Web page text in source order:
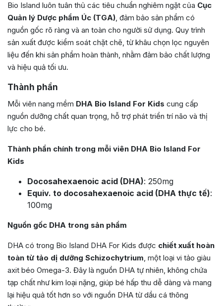
Bio Island luôn tuân thủ các tiêu chuẩn nghiêm ngặt của Cục
Quản lý Dược phẩm Úc (TGA), đảm bảo sản phẩm có
nguồn gốc rõ ràng và an toàn cho người sử dụng. Quy trình
sản xuất được kiểm soát chặt chẽ, từ khâu chọn lọc nguyên
liệu đến khi sản phẩm hoàn thành, nhằm đảm bảo chất lượng
và hiệu quả tối ưu.
Thành phần
Mỗi viên nang mềm DHA Bio Island For Kids cung cấp
nguồn dưỡng chất quan trọng, hỗ trợ phát triển trí não và thị
lực cho bé.
Thành phần chính trong mỗi viên DHA Bio Island For
Kids
Docosahexaenoic acid (DHA): 250mg
Equiv. to docosahexaenoic acid (DHA thực tế):
100mg
Nguồn gốc DHA trong sản phẩm
DHA có trong Bio Island DHA For Kids được chiết xuất hoàn
toàn từ tảo dị dưỡng Schizochytrium, một loại vi tảo giàu
axit béo Omega-3. Đây là nguồn DHA tự nhiên, không chứa
tạp chất như kim loại nặng, giúp bé hấp thu dễ dàng và mang
lại hiệu quả tốt hơn so với nguồn DHA từ dầu cá thông